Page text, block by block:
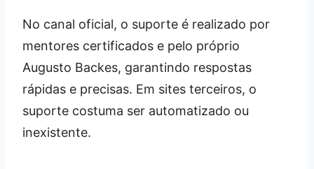
No canal oficial, o suporte é realizado por
mentores certificados e pelo próprio
Augusto Backes, garantindo respostas
rápidas e precisas. Em sites terceiros, o
suporte costuma ser automatizado ou
inexistente.